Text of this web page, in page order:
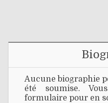
Aucune biographie
été soumise.
formulaire pour en